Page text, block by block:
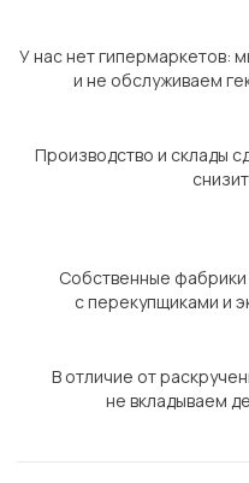
У нас нет гипермаркетов:
и не обслуживаем
Производство и склады
Собственные
с перекупщиками и
В отличие от
не вкладываем